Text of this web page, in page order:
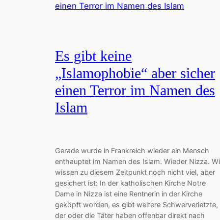
Es gibt keine
„Islamophobie“ aber sicher
einen Terror im Namen des
Islam
Gerade wurde in Frankreich wieder ein Mensch
enthauptet im Namen des Islam. Wieder Nizza.
wissen zu diesem Zeitpunkt noch nicht viel, aber
gesichert ist: In der katholischen Kirche Notre
Dame in Nizza ist eine Rentnerin in der Kirche
geköpft worden, es gibt weitere Schwerverletzte,
der oder die Täter haben offenbar direkt nach